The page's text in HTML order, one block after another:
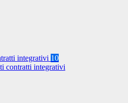
integrativi 10
contratti integrativi